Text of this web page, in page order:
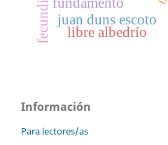
juan duns escoto
libre albedrío
Información
Para lectores/as